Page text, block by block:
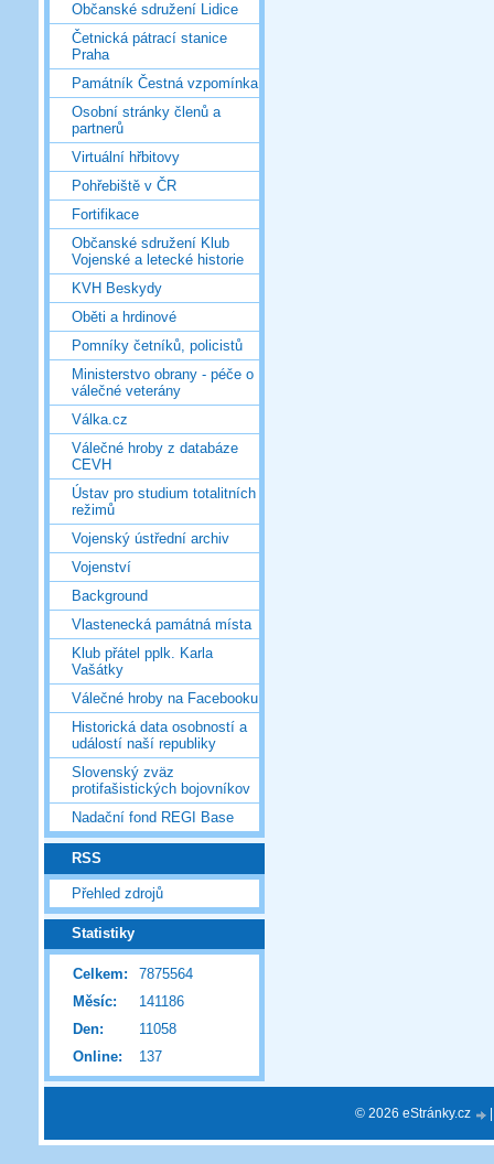
Občanské sdružení Lidice
Četnická pátrací stanice
Praha
Památník Čestná vzpomínka
Osobní stránky členů a
partnerů
Virtuální hřbitovy
Pohřebiště v ČR
Fortifikace
Občanské sdružení Klub
Vojenské a letecké historie
KVH Beskydy
Oběti a hrdinové
Pomníky četníků, policistů
Ministerstvo obrany - péče o
válečné veterány
Válka.cz
Válečné hroby z databáze
CEVH
Ústav pro studium totalitních
režimů
Vojenský ústřední archiv
Vojenství
Background
Vlastenecká památná místa
Klub přátel pplk. Karla
Vašátky
Válečné hroby na Facebooku
Historická data osobností a
událostí naší republiky
Slovenský zväz
protifašistických bojovníkov
Nadační fond REGI Base
RSS
Přehled zdrojů
Statistiky
Online: 137
Celkem:
7875564
Měsíc:
141186
Den:
11058
© 2026 eStránky.cz